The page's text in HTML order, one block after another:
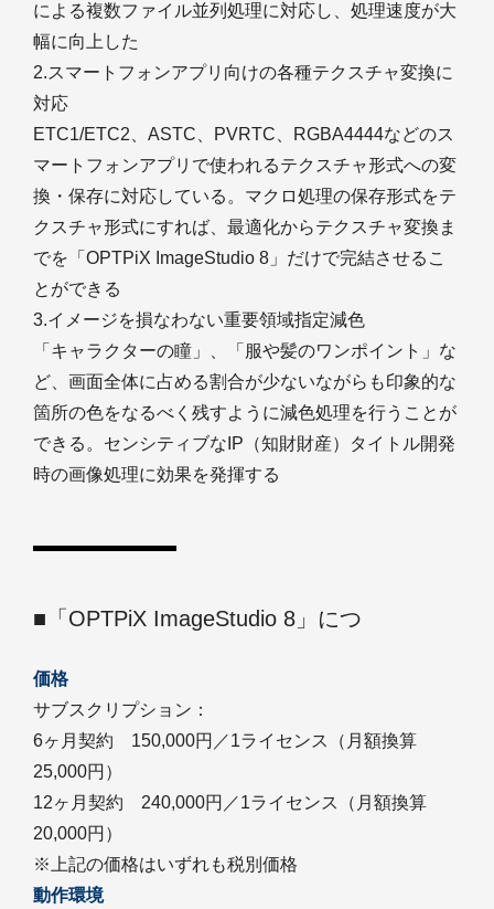
による複数ファイル並列処理に対応し、処理速度が大
幅に向上した
2.スマートフォンアプリ向けの各種テクスチャ変換に
対応
ETC1/ETC2、ASTC、PVRTC、RGBA4444などのス
マートフォンアプリで使われるテクスチャ形式への変
換・保存に対応している。マクロ処理の保存形式をテ
クスチャ形式にすれば、最適化からテクスチャ変換ま
でを「OPTPiX ImageStudio 8」だけで完結させるこ
とができる
3.イメージを損なわない重要領域指定減色
「キャラクターの瞳」、「服や髪のワンポイント」な
ど、画面全体に占める割合が少ないながらも印象的な
箇所の色をなるべく残すように減色処理を行うことが
できる。センシティブなIP（知財財産）タイトル開発
時の画像処理に効果を発揮する
■「OPTPiX ImageStudio 8」につ
価格
サブスクリプション：
6ヶ月契約 150,000円／1ライセンス（月額換算
25,000円）
12ヶ月契約 240,000円／1ライセンス（月額換算
20,000円）
※上記の価格はいずれも税別価格
動作環境